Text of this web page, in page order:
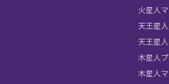
火星人
天王星
天王星
木星人
木星人